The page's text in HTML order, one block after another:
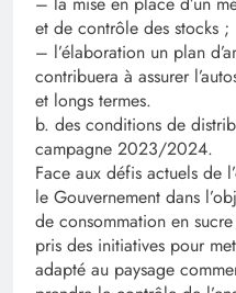
et de contrôle des stocks ;
– l’élaboration un plan
contribuera à assurer
et longs termes.
b. des conditions de
campagne 2023/2024.
Face aux défis actuels de
le Gouvernement dans
de consommation en
pris des initiatives pour
adapté au paysage